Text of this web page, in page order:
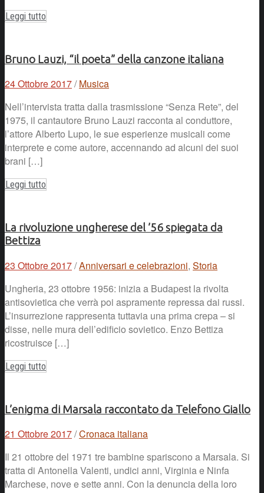
Leggi tutto
Bruno Lauzi, “il poeta” della canzone italiana
24 Ottobre 2017/ Musica
Nell’intervista tratta dalla trasmissione “Senza Rete”, del
1975, il cantautore Bruno Lauzi racconta al conduttore,
l’attore Alberto Lupo, le sue esperienze musicali come
interprete e come autore, accennando ad alcuni dei suoi
brani […]
Leggi tutto
La rivoluzione ungherese del ’56 spiegata da
Bettiza
23 Ottobre 2017/Anniversari e celebrazioni, Storia
Ungheria, 23 ottobre 1956: inizia a Budapest la rivolta
antisovietica che verrà poi aspramente repressa dai russi.
L’insurrezione rappresenta tuttavia una prima crepa – si
disse, nelle mura dell’edificio sovietico. Enzo Bettiza
ricostruisce […]
Leggi tutto
L’enigma di Marsala raccontato da Telefono Giallo
21 Ottobre 2017/Cronaca italiana
Il 21 ottobre del 1971 tre bambine spariscono a Marsala. Si
tratta di Antonella Valenti, undici anni, Virginia e Ninfa
Marchese, nove e sette anni. Con la denuncia della loro